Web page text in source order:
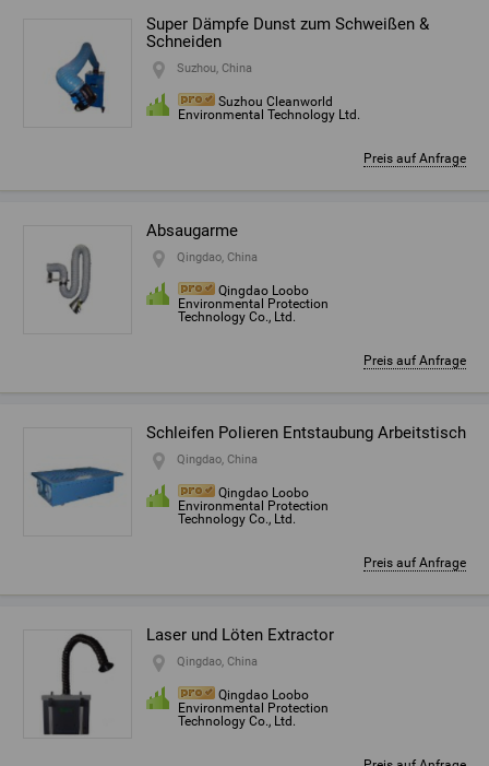
Super Dämpfe Dunst zum Schweißen &
Schneiden
Suzhou, China
Suzhou Cleanworld
Environmental Technology Ltd.
Preis auf Anfrage
Absaugarme
Qingdao, China
Qingdao Loobo
Environmental Protection
Technology Co., Ltd.
Preis auf Anfrage
Schleifen Polieren Entstaubung Arbeitstisch
Qingdao, China
Qingdao Loobo
Environmental Protection
Technology Co., Ltd.
Preis auf Anfrage
Laser und Löten Extractor
Qingdao, China
Qingdao Loobo
Environmental Protection
Technology Co., Ltd.